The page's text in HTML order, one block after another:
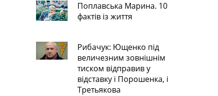
Поплавська Марина. 10
фактів із життя
Рибачук: Ющенко під
величезним зовнішнім
тиском відправив у
відставку і Порошенка, і
Третьякова